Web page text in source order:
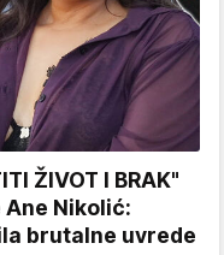
ŽIVOT I BRAK"
Nikolić:
brutalne uvrede